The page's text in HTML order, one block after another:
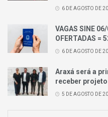
6 DE AGOSTO DE
VAGAS SINE
OFERTADAS =
6 DE AGOSTO DE
Araxá será a
receber
5 DE AGOSTO DE